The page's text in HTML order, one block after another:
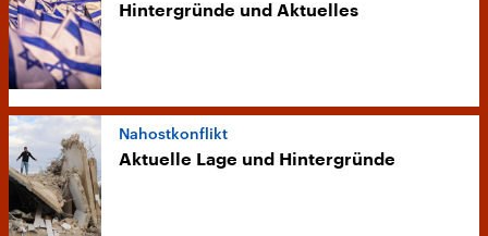
Hintergründe und Aktuelles
Nahostkonflikt
Aktuelle Lage und Hintergründe